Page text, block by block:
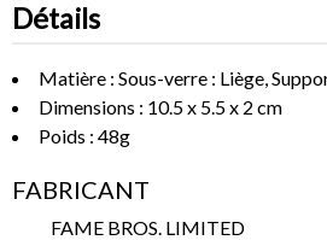
Détails
Matière : Sous-verre : Liège,
Dimensions : 10.5 x 5.5 x 2 cm
Poids : 48g
FABRICANT
FAME BROS. LIMITED